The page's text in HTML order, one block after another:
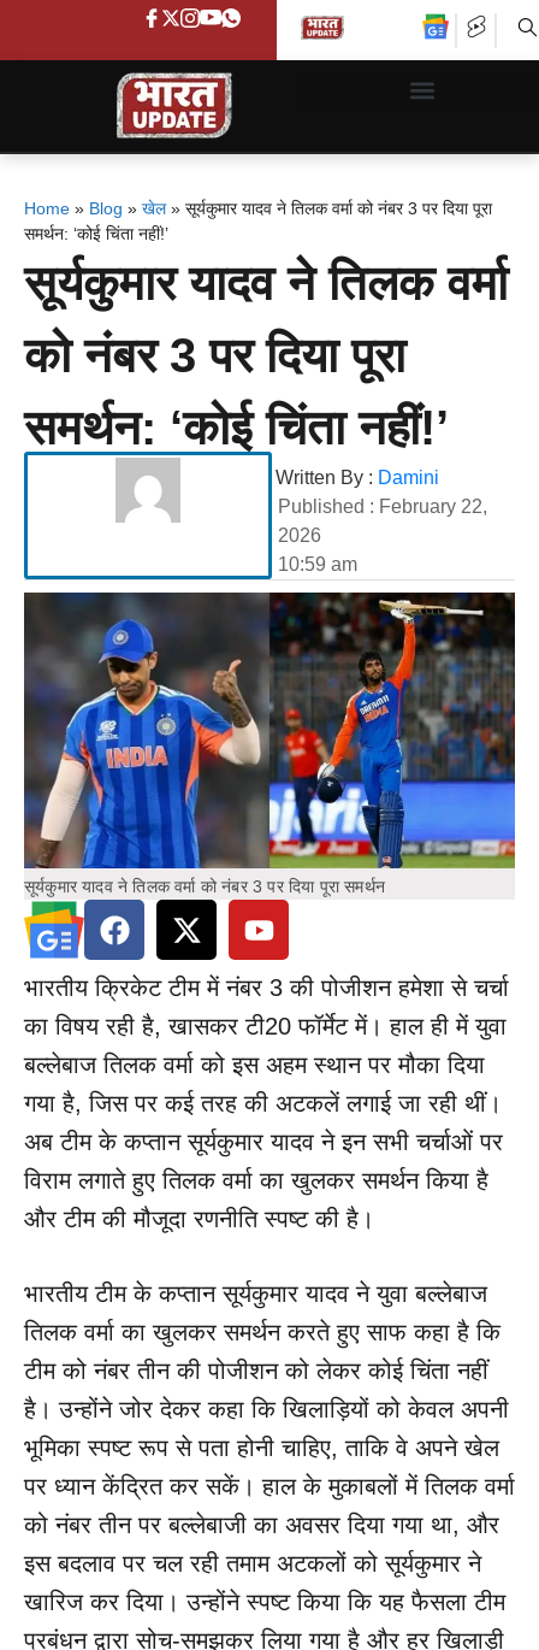
Home » Blog » खेल» सूर्यकुमार यादव ने तिलक वर्मा को नंबर 3 पर दिया पूरा
समर्थन: ‘कोई चिंता नहीं!’
सूर्यकुमार यादव ने तिलक वर्मा
को नंबर 3 पर दिया पूरा
समर्थन: ‘कोई चिंता नहीं!’
Written By : Damini
Published : February 22,
2026
10:59 am
सूर्यकुमार यादव ने तिलक वर्मा को नंबर 3 पर दिया पूरा समर्थन
भारतीय क्रिकेट टीम में नंबर 3 की पोजीशन हमेशा से चर्चा
का विषय रही है, खासकर टी20 फॉर्मेट में। हाल ही में युवा
बल्लेबाज तिलक वर्मा को इस अहम स्थान पर मौका दिया
गया है, जिस पर कई तरह की अटकलें लगाई जा रही थीं।
अब टीम के कप्तान सूर्यकुमार यादव ने इन सभी चर्चाओं पर
विराम लगाते हुए तिलक वर्मा का खुलकर समर्थन किया है
और टीम की मौजूदा रणनीति स्पष्ट की है।
भारतीय टीम के कप्तान सूर्यकुमार यादव ने युवा बल्लेबाज
तिलक वर्मा का खुलकर समर्थन करते हुए साफ कहा है कि
टीम को नंबर तीन की पोजीशन को लेकर कोई चिंता नहीं
है। उन्होंने जोर देकर कहा कि खिलाड़ियों को केवल अपनी
भूमिका स्पष्ट रूप से पता होनी चाहिए, ताकि वे अपने खेल
पर ध्यान केंद्रित कर सकें। हाल के मुकाबलों में तिलक वर्मा
को नंबर तीन पर बल्लेबाजी का अवसर दिया गया था, और
इस बदलाव पर चल रही तमाम अटकलों को सूर्यकुमार ने
खारिज कर दिया। उन्होंने स्पष्ट किया कि यह फैसला टीम
प्रबंधन द्वारा सोच-समझकर लिया गया है और हर खिलाड़ी